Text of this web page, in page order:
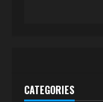
CATEGORIES